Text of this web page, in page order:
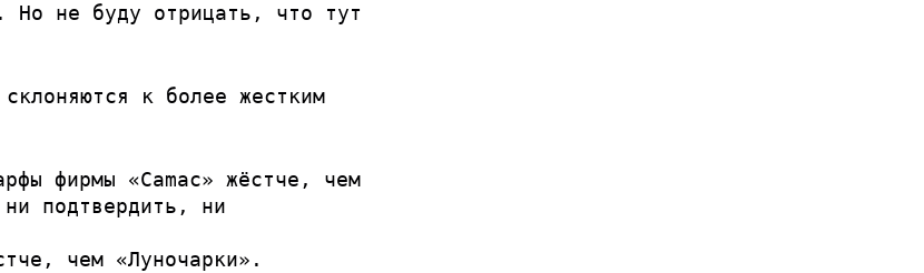
Но не буду отрицать, что тут
к более жестким
фирмы «Camac» жёстче, чем
подтвердить, ни
чем «Луночарки».